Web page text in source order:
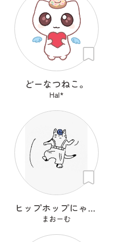
どーなつねこ。
Hal*
ヒップホップにゃんこ
まおーむ